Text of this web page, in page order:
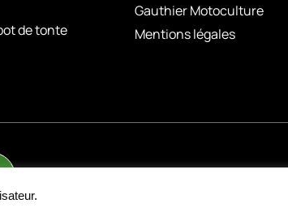
de tonte
Gauthier Motoculture
Mentions légales